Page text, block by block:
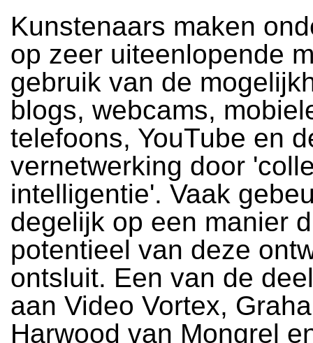
Kunstenaars maken
op zeer uiteenlopende
gebruik van de
blogs, webcams,
telefoons, YouTube en
vernetwerking door
intelligentie'. Vaak
degelijk op een manier
potentieel van deze
ontsluit. Een van de
aan Video Vortex,
Harwood van Mongrel